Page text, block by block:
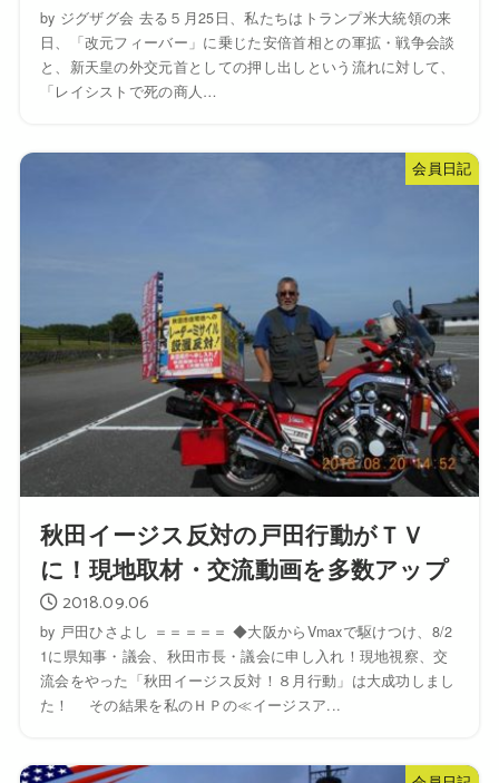
by ジグザグ会 去る５月25日、私たちはトランプ米大統領の来
日、「改元フィーバー」に乗じた安倍首相との軍拡・戦争会談
と、新天皇の外交元首としての押し出しという流れに対して、
「レイシストで死の商人…
会員日記
秋田イージス反対の戸田行動がＴＶ
に！現地取材・交流動画を多数アップ
2018.09.06
by 戸田ひさよし ＝＝＝＝＝ ◆大阪からVmaxで駆けつけ、8/2
1に県知事・議会、秋田市長・議会に申し入れ！現地視察、交
流会をやった「秋田イージス反対！８月行動」は大成功しまし
た！ その結果を私のＨＰの≪イージスア...